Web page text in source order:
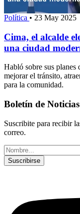
Política • 23 May 2025
Cima, el alcalde
una ciudad
Habló sobre sus planes
mejorar el tránsito,
para la comunidad.
Boletín de Noticias
Suscribite para recibir
correo.
Suscribirse